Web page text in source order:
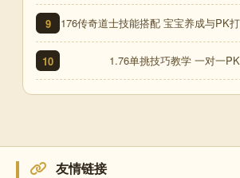
9 176传奇道士技能搭配 宝宝养成与PK
10 1.76单挑技巧教学 一对一
友情链接